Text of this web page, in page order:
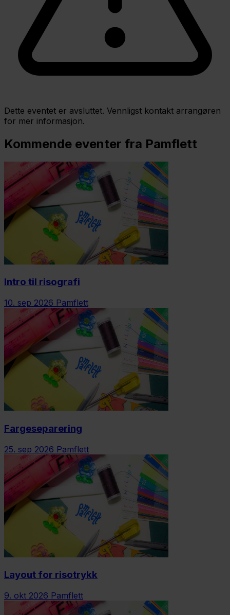
Dette eventet er avsluttet. Vennligst kontakt arrangøren
for mer informasjon.
Kommende eventer fra Pamflett
Intro til risografi
10. sep 2026 Pamflett
Fargeseparering
25. sep 2026 Pamflett
Layout for risotrykk
9. okt 2026 Pamflett